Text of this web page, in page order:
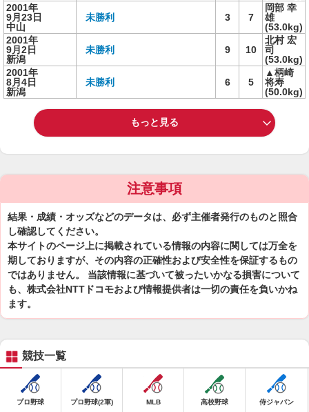
2001年
9月23日
中山
未勝利 3 7
岡部 幸
雄
(53.0kg)
2001年
9月2日
新潟
未勝利 9 10
北村 宏
司
(53.0kg)
2001年
8月4日
新潟
未勝利 6 5
▲柄崎
将寿
(50.0kg)
もっと見る
注意事項
結果・成績・オッズなどのデータは、必ず主催者発行のものと照合
し確認してください。
本サイトのページ上に掲載されている情報の内容に関しては万全を
期しておりますが、その内容の正確性および安全性を保証するもの
ではありません。 当該情報に基づいて被ったいかなる損害について
も、株式会社NTTドコモおよび情報提供者は一切の責任を負いかね
ます。
競技一覧
プロ野球 プロ野球(2軍) MLB 高校野球 侍ジャパン